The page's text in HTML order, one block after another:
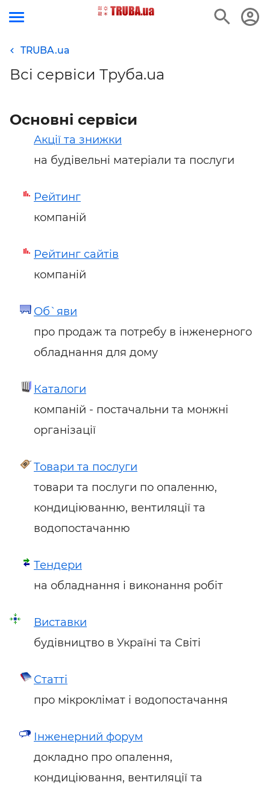
TRUBA.ua
Всі сервіси Труба.ua
Основні сервіси
Акції та знижки
на будівельні матеріали та послуги
Рейтинг
компаній
Рейтинг сайтів
компаній
Об`яви
про продаж та потребу в інженерного
обладнання для дому
Каталоги
компаній - постачальни та монжні
організації
Товари та послуги
товари та послуги по опаленню,
кондиціюванню, вентиляції та
водопостачанню
Тендери
на обладнання і виконання робіт
Виставки
будівництво в Україні та Світі
Статті
про мікроклімат і водопостачання
Інженерний форум
докладно про опалення,
кондиціювання, вентиляції та